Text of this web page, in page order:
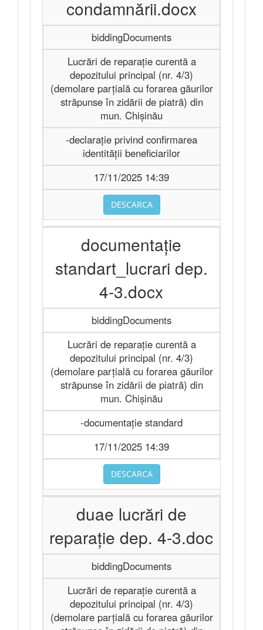
condamnării.docx
biddingDocuments
Lucrări de reparație curentă a
depozitului principal (nr. 4/3)
(demolare parțială cu forarea găurilor
străpunse în zidării de piatră) din
mun. Chișinău
-declarație privind confirmarea
identității beneficiarilor
17/11/2025 14:39
DESCARCA
documentație
standart_lucrari dep.
4-3.docx
biddingDocuments
Lucrări de reparație curentă a
depozitului principal (nr. 4/3)
(demolare parțială cu forarea găurilor
străpunse în zidării de piatră) din
mun. Chișinău
-documentație standard
17/11/2025 14:39
DESCARCA
duae lucrări de
reparație dep. 4-3.doc
biddingDocuments
Lucrări de reparație curentă a
depozitului principal (nr. 4/3)
(demolare parțială cu forarea găurilor